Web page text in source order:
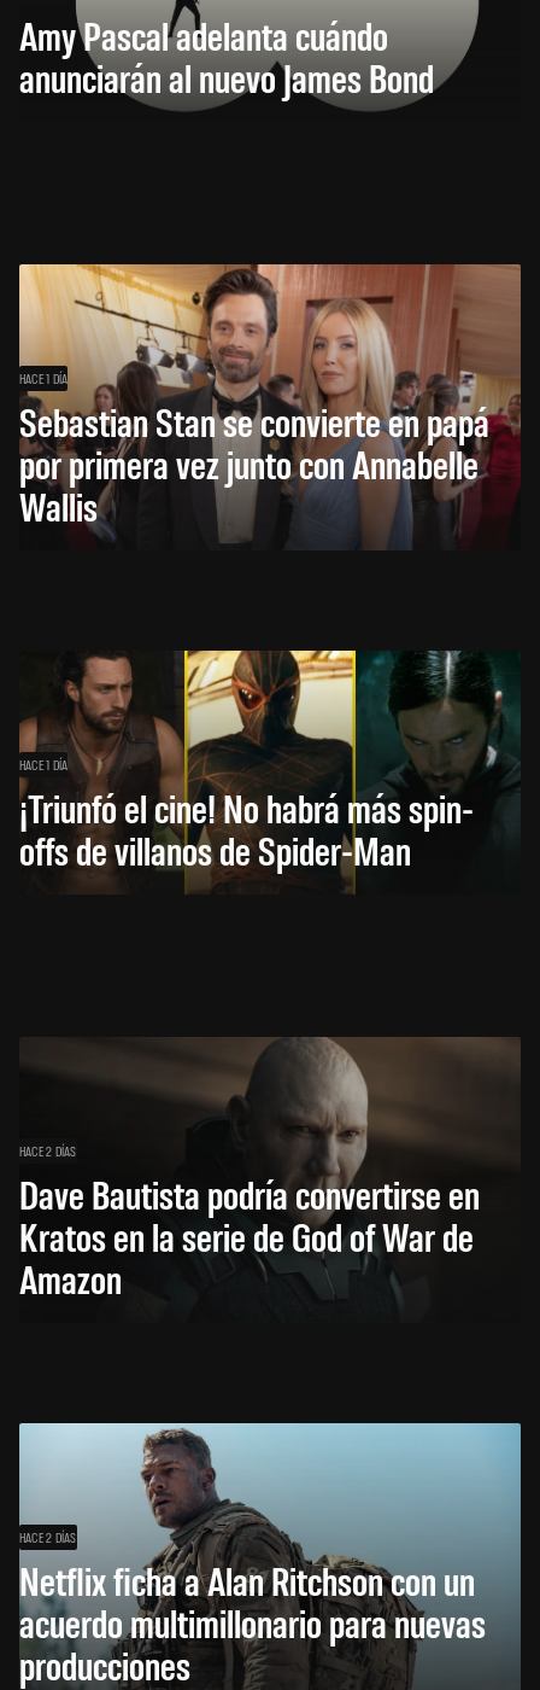
Amy Pascal adelanta cuándo
anunciarán al nuevo James Bond
HACE 1 DÍA
Sebastian Stan se convierte en papá
por primera vez junto con Annabelle
Wallis
HACE 1 DÍA
¡Triunfó el cine! No habrá más spin-
offs de villanos de Spider-Man
HACE 2 DÍAS
Dave Bautista podría convertirse en
Kratos en la serie de God of War de
Amazon
HACE 2 DÍAS
Netflix ficha a Alan Ritchson con un
acuerdo multimillonario para nuevas
producciones